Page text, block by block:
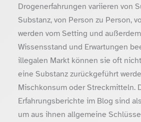
Drogenerfahrungen variieren von
Substanz, von Person zu Person,
werden vom Setting und
Wissensstand und Erwartungen
illegalen Markt können sie oft
eine Substanz zurückgeführt
Mischkonsum oder Streckmitteln.
Erfahrungsberichte im Blog sind
um aus ihnen allgemeine